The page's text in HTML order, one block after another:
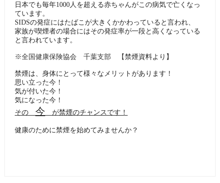
日本でも毎年1000人を超える赤ちゃんがこの病気で亡くなっ
ています。
SIDSの発症にはたばこが大きくかかわっていると言われ、
家族が喫煙者の場合にはその発症率が一段と高くなっている
と言われています。
※全国健康保険協会 千葉支部 【禁煙資料より】
禁煙は、身体にとって様々なメリットがあります！
思い立った今！
気が付いた今！
気になった今！
その 今 が禁煙のチャンスです！
健康のために禁煙を始めてみませんか？